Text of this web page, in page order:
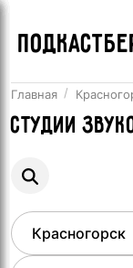
Главная
Студии